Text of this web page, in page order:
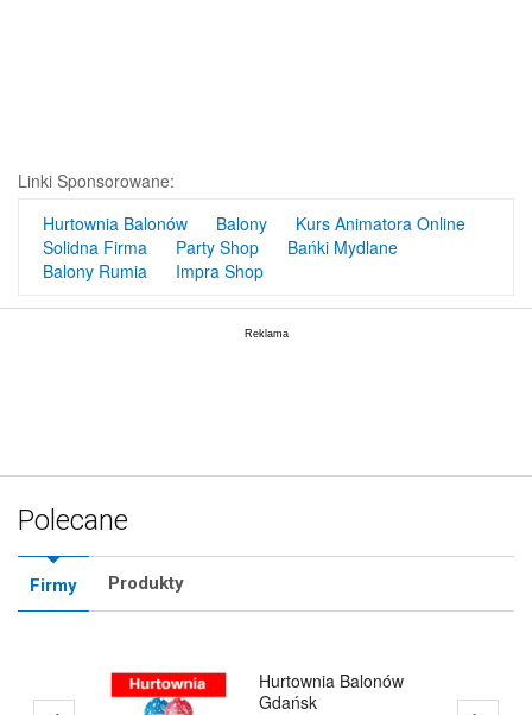
Linki Sponsorowane:
Hurtownia Balonów
Balony
Kurs Animatora Online
Solidna Firma
Party Shop
Bańki Mydlane
Balony Rumia
Impra Shop
Polecane
Firmy Produkty
Hurtownia Balonów
Gdańsk